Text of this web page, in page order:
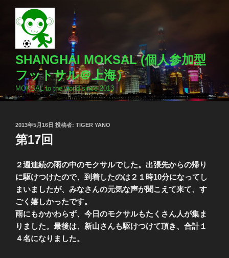
ッ
SHANGHAI MOKSAL (個人参加型
フットサル＠上海）
MOKSAL to the world since 2013
投
稿
日:
2013年5月16日 投稿者: TIGER YANO
第17回
２週連続の雨の中のモクサルでした。出張先からの帰り
に駆けつけたので、到着したのは２１時10分になってし
まいましたが、みなさんの元気な声が聞こえて来て、す
ごく嬉しかったです。
雨にもかかわらず、今日のモクサルもたくさん人が集ま
りました。最後は、新山さんも駆けつけて頂き、合計１
４名になりました。